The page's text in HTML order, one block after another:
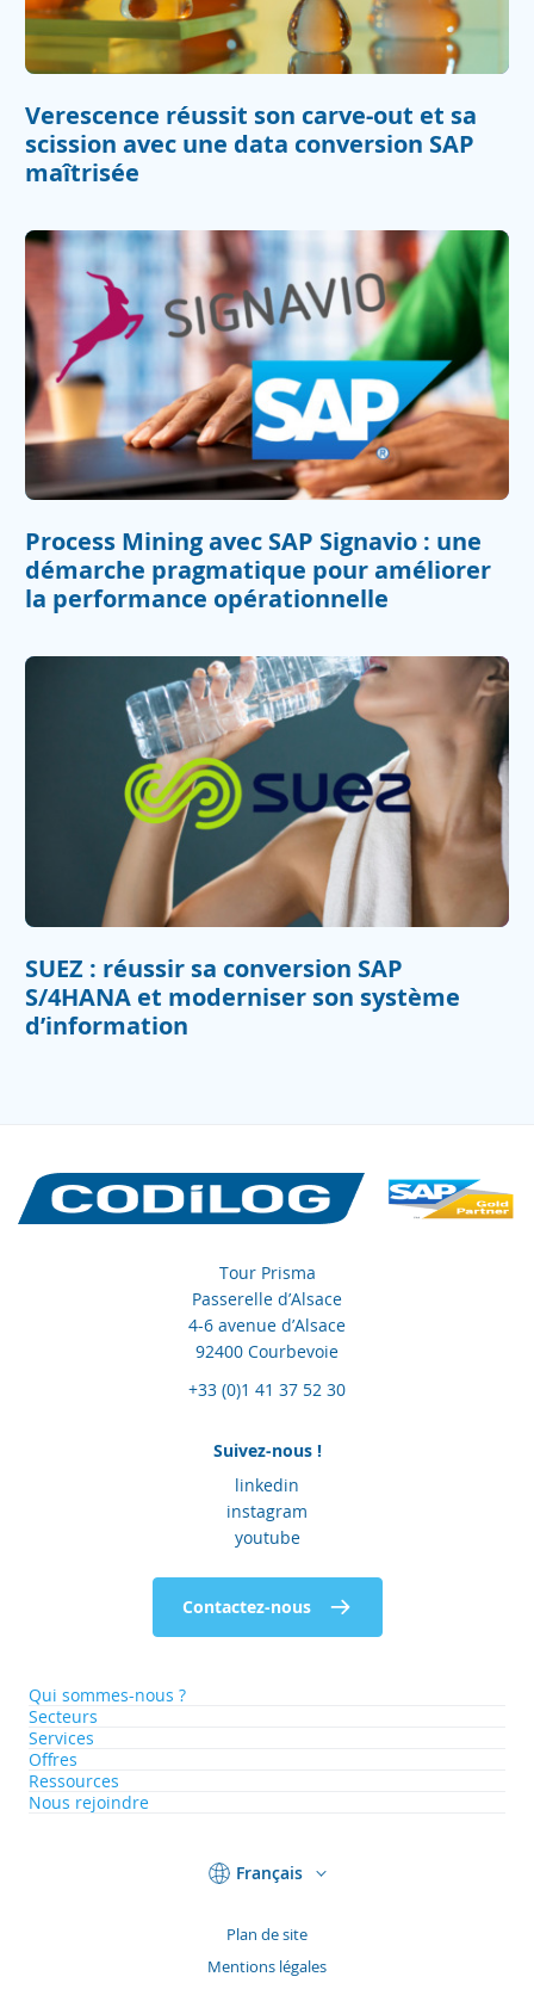
Verescence réussit son carve‍-‍out et sa
scission avec une data conversion SAP
maîtrisée
Process Mining avec SAP Signavio : une
démarche pragmatique pour améliorer
la performance opérationnelle
SUEZ : réussir sa conversion SAP
S/4HANA et moderniser son système
d’information
Tour Prisma
Passerelle d’Alsace
4-6 avenue d’Alsace
92400 Courbevoie
+33 (0)1 41 37 52 30
Suivez-nous !
linkedin
instagram
youtube
Contactez-nous
Qui sommes-nous ?
Secteurs
Services
Offres
Ressources
Nous rejoindre
Français
Plan de site
Mentions légales